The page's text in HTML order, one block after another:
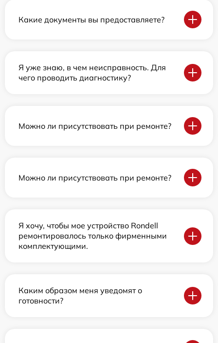
Какие документы вы предоставляете?
Я уже знаю, в чем неисправность. Для
чего проводить диагностику?
Можно ли присутствовать при ремонте?
Можно ли присутствовать при ремонте?
Я хочу, чтобы мое устройство Rondell
ремонтировалось только фирменными
комплектующими.
Каким образом меня уведомят о
готовности?